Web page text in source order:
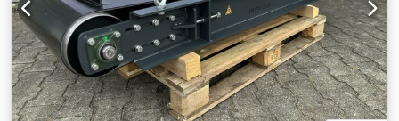
Arbejdsbeholderens indvendige mål: ca. 830 × 590 × 350
mm Afstand fra bord til spindel: 170 – 520 mm MASKINENS
DETALJER Styresystem: AGIEMATIC T Generator: AGIEPULS
60 Netspænding: 400 V / 50 Hz Dimensioner og vægt
Dimensioner (L x B x H): ca. 3.000 × 1.700 × 2.580 mm
Maskinvægt: ca. 2.550 kg Djdpjzpypnofx Apwokr